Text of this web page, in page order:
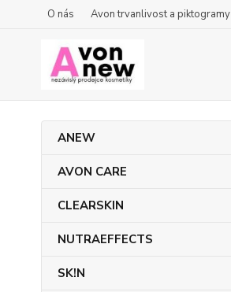
O nás Avon trvanlivost a piktogramy
ANEW
AVON CARE
CLEARSKIN
NUTRAEFFECTS
SK!N